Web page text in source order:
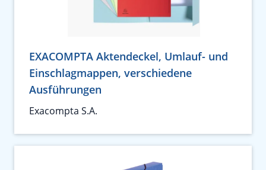
EXACOMPTA Aktendeckel, Umlauf- und
Einschlagmappen, verschiedene
Ausführungen
Exacompta S.A.